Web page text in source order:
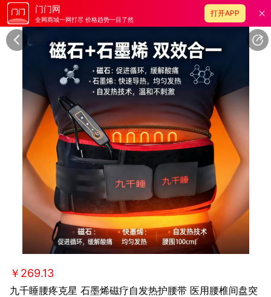
门门网
全网商城一网打尽 价格趋势一目了然
打开APP
￥269.13
九千睡腰疼克星 石墨烯磁疗自发热护腰带 医用腰椎间盘突